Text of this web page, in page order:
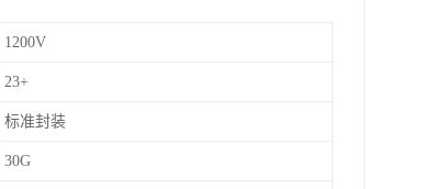
1200V
23+
标准封装
30G